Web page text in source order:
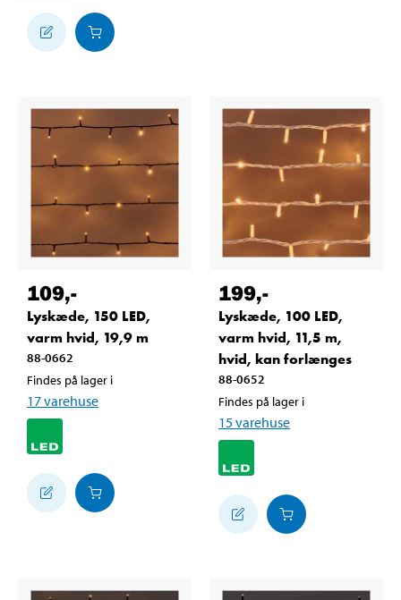
109,-
Lyskæde, 150 LED,
varm hvid, 19,9 m
88-0662
Findes på lager i
17varehuse
199,-
Lyskæde, 100 LED,
varm hvid, 11,5 m,
hvid, kan forlænges
88-0652
Findes på lager i
15varehuse